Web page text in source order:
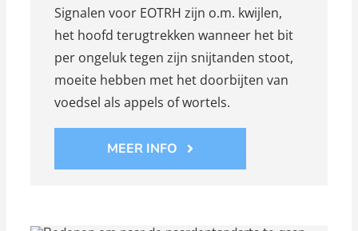
Signalen voor EOTRH zijn o.m. kwijlen,
het hoofd terugtrekken wanneer het bit
per ongeluk tegen zijn snijtanden stoot,
moeite hebben met het doorbijten van
voedsel als appels of wortels.
MEER INFO